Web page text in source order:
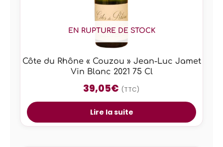
EN RUPTURE DE STOCK
Côte du Rhône « Couzou » Jean-Luc Jamet
Vin Blanc 2021 75 Cl
39,05€ (TTC)
Lire la suite